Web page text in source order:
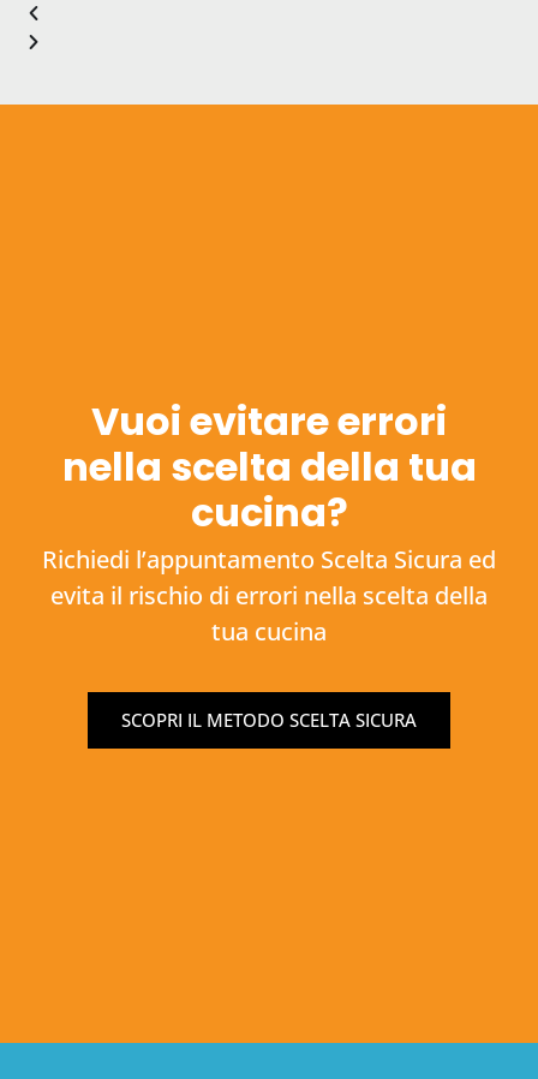
Vuoi evitare errori
nella scelta della tua
cucina?
Richiedi l’appuntamento Scelta Sicura ed
evita il rischio di errori nella scelta della
tua cucina
SCOPRI IL METODO SCELTA SICURA